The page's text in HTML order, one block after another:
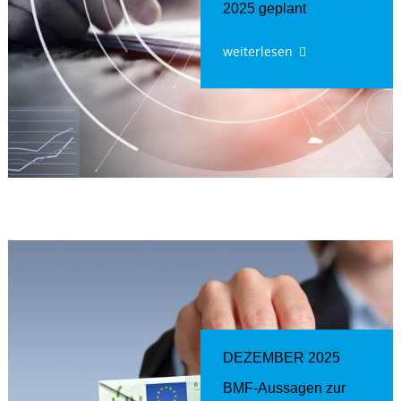
2025 geplant
weiterlesen
DEZEMBER 2025
BMF-Aussagen zur